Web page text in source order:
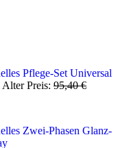
Alter Preis: 95,40€